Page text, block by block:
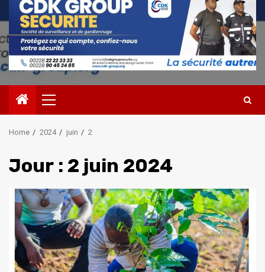
Primary
Menu
Home 2024 juin 2
Jour : 2 juin 2024